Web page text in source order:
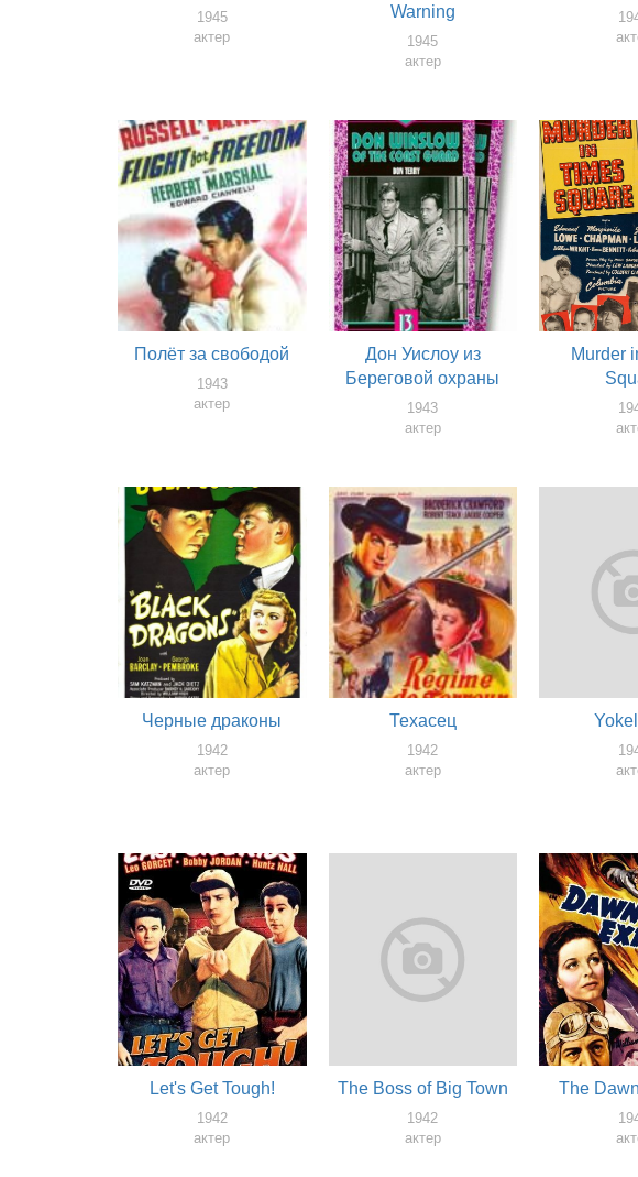
1945
актер
Warning
1945
актер
Полёт за свободой
1943
актер
Дон Уислоу из
Береговой охраны
1943
актер
Murder
Черные драконы
1942
актер
Техасец
1942
актер
Let's Get Tough!
1942
актер
The Boss of Big Town
1942
актер
The